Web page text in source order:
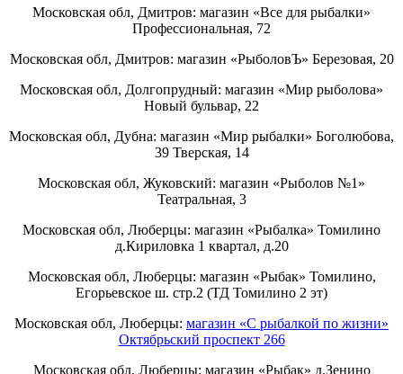
Московская обл, Дмитров: магазин «Все для рыбалки»
Профессиональная, 72
Московская обл, Дмитров: магазин «РыболовЪ» Березовая, 20
Московская обл, Долгопрудный: магазин «Мир рыболова»
Новый бульвар, 22
Московская обл, Дубна: магазин «Мир рыбалки» Боголюбова,
39 Тверская, 14
Московская обл, Жуковский: магазин «Рыболов №1»
Театральная, 3
Московская обл, Люберцы: магазин «Рыбалка» Томилино
д.Кириловка 1 квартал, д.20
Московская обл, Люберцы: магазин «Рыбак» Томилино,
Егорьевское ш. стр.2 (ТД Томилино 2 эт)
Московская обл, Люберцы: магазин «С рыбалкой по жизни»
Октябрьский проспект 266
Московская обл, Люберцы: магазин «Рыбак» д.Зенино